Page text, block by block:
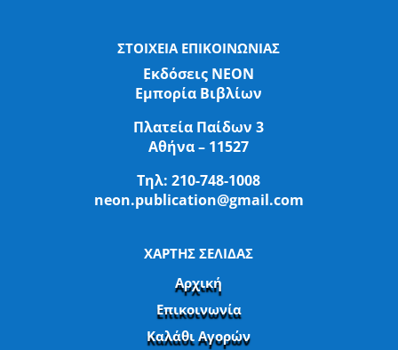
ΣΤΟΙΧΕΙΑ ΕΠΙΚΟΙΝΩΝΙΑΣ
Εκδόσεις ΝΕΟΝ
Εμπορία Βιβλίων
Πλατεία Παίδων 3
Αθήνα – 11527
Τηλ:210-748-1008
neon.publication@gmail.com
ΧΑΡΤΗΣ ΣΕΛΙΔΑΣ
Αρχική
Επικοινωνία
Καλάθι Αγορών